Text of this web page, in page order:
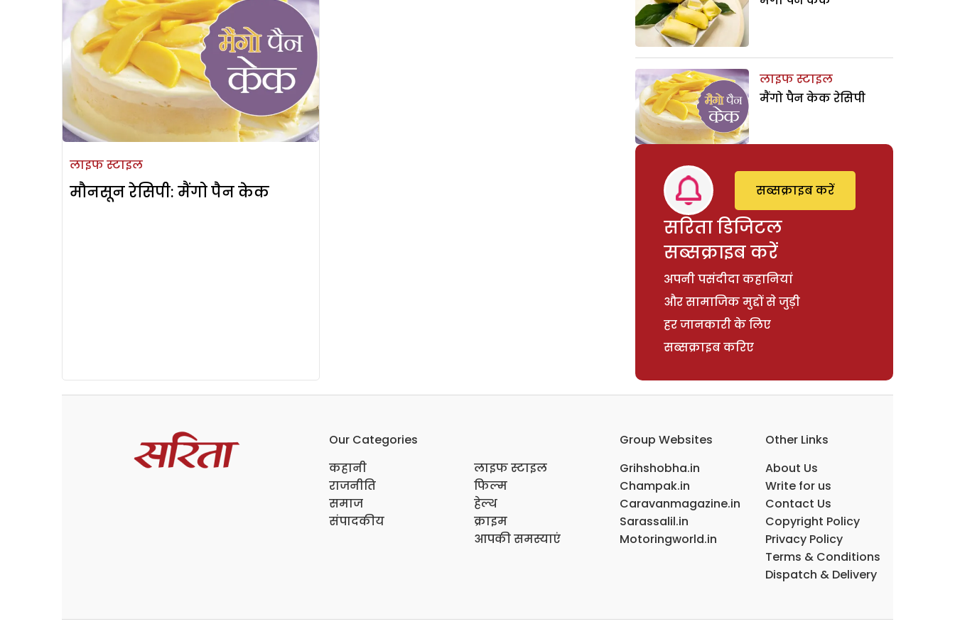
लाइफ स्टाइल
मौनसून रेसिपी: मैंगो पैन केक
लाइफ स्टाइल
मैंगो पैन केक रेसिपी
सरिता डिजिटल
सब्सक्राइब करें
अपनी पसंदीदा कहानियां
और सामाजिक मुद्दों से जुड़ी
हर जानकारी के लिए
सब्सक्राइब करिए
सब्सक्राइब करें
Our Categories
कहानी
राजनीति
समाज
संपादकीय
लाइफ स्टाइल
फिल्म
हेल्थ
क्राइम
आपकी समस्याएं
Group Websites
Grihshobha.in
Champak.in
Caravanmagazine.in
Sarassalil.in
Motoringworld.in
Other Links
About Us
Write for us
Contact Us
Copyright Policy
Privacy Policy
Terms & Conditions
Dispatch & Delivery